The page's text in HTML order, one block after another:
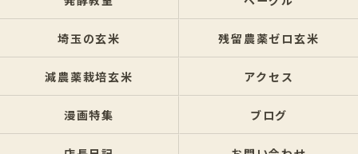
埼玉の玄米 残留農薬ゼロ玄米
減農薬栽培玄米 アクセス
漫画特集 ブログ